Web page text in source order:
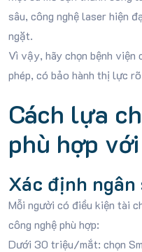
sâu, công nghệ laser hiện
ngặt.
Vì vậy, hãy chọn bệnh
phép, có bảo hành thị lực
Cách lựa
phù hợp
Xác định ngân
Mỗi người có điều kiện tài
công nghệ phù hợp:
Dưới 30 triệu/mắt: chọn